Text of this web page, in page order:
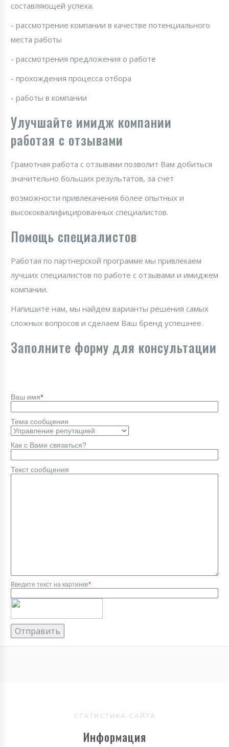
составляющей успеха.
- рассмотрение компании в качестве потенциального
места работы
- рассмотрения предложения о работе
- прохождения процесса отбора
- работы в компании
Улучшайте имидж компании
работая с отзывами
Грамотная работа с отзывами позволит Вам добиться
значительно больших результатов, за счет
возможности привлекачения более опытных и
высококвалифицированных специалистов.
Помощь специалистов
Работая по партнерской программе мы привлекаем
лучших специалистов по работе с отзывами и имиджем
компании.
Напишите нам, мы найдем варианты решения самых
сложных вопросов и сделаем Ваш бренд успешнее.
Заполните форму для консультации
Ваш имя*
Тема сообщения
Как с Вами связаться?
Текст сообщения
Введите текст на картинке*
СТАТИСТИКА САЙТА
Информация